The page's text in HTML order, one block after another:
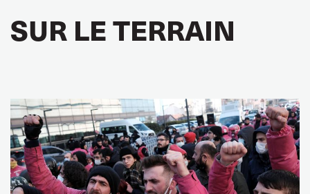
SUR LE TERRAIN